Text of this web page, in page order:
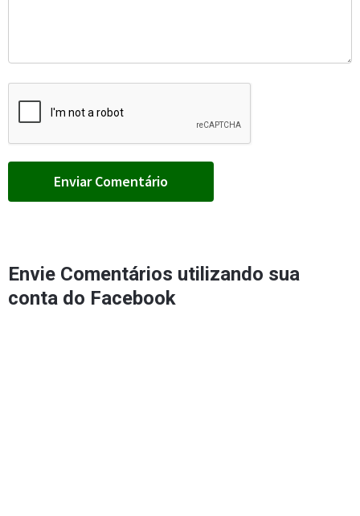
Envie Comentários utilizando sua
conta do Facebook